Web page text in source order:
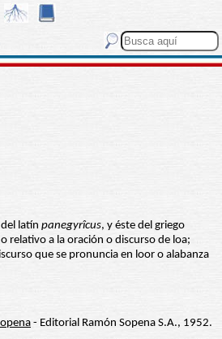
latín panegyrîcus, y éste del griego
relativo a la oración o discurso de loa;
que se pronuncia en loor o alabanza
- Editorial Ramón Sopena S.A., 1952.